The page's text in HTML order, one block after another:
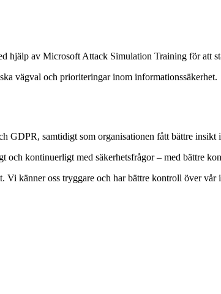
av Microsoft Attack Simulation Training för att
vägval och prioriteringar inom informationssäkerhet.
GDPR, samtidigt som organisationen fått bättre
kontinuerligt med säkerhetsfrågor – med bättre
Vi känner oss tryggare och har bättre kontroll över vår